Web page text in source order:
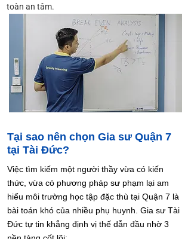
toàn an tâm.
Tại sao nên chọn Gia sư Quận 7
tại Tài Đức?
Việc tìm kiếm một người thầy vừa có kiến
thức, vừa có phương pháp sư phạm lại am
hiểu môi trường học tập đặc thù tại Quận 7 là
bài toán khó của nhiều phụ huynh. Gia sư Tài
Đức tự tin khẳng định vị thế dẫn đầu nhờ 3